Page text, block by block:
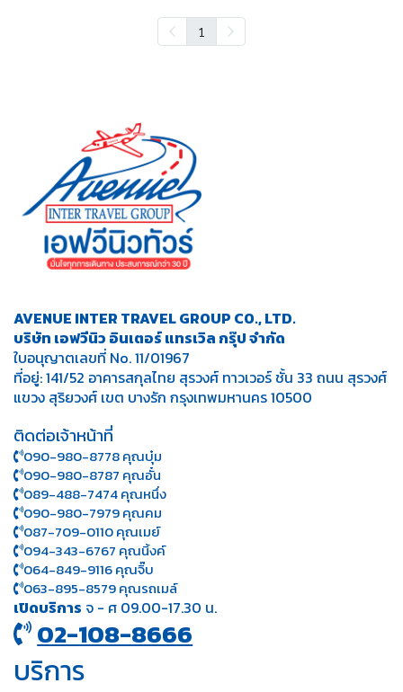
1
AVENUE INTER TRAVEL GROUP CO., LTD.
บริษัท เอฟวีนิว อินเตอร์ แทรเวิล กรุ๊ป จำกัด
ใบอนุญาตเลขที่ No. 11/01967
ที่อยู่: 141/52 อาคารสกุลไทย สุรวงศ์ ทาวเวอร์ ชั้น 33 ถนน สุรวงศ์
แขวง สุริยวงศ์ เขต บางรัก กรุงเทพมหานคร 10500
ติดต่อเจ้าหน้าที่
090-980-8778 คุณบุ๋ม
090-980-8787 คุณอั๋น
089-488-7474 คุณหนึ่ง
090-980-7979 คุณคม
087-709-0110 คุณเมย์
094-343-6767 คุณนิ้งค์
064-849-9116 คุณจิ๊บ
063-895-8 579คุณรถเมล์
เปิดบริการ จ - ศ 09.00-17.30 น.
02-108-8666
บริการ